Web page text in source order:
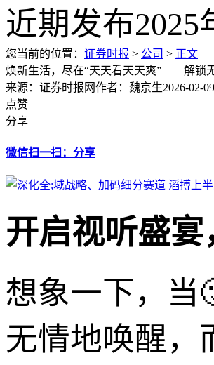
您当前的位置： 证券时报 > 公司 > 正文
焕新生活，尽在“天天看天天爽”——解锁
来源：证券时报网作者：魏京生2026-02-
点赞
分享
微信扫一扫：分享
开启视听盛
想象一下，当
无情地唤醒，